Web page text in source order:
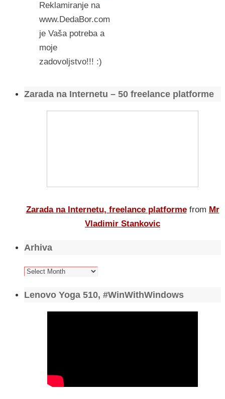
Reklamiranje na
www.DedaBor.com
je Vaša potreba a
moje
zadovoljstvo!!! :)
Zarada na Internetu – 50 freelance platforme
Zarada na Internetu, freelance platforme from Mr
Vladimir Stankovic
Arhiva
Arhiva
Lenovo Yoga 510, #WinWithWindows